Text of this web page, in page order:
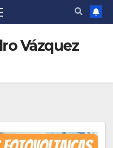
Vázquez